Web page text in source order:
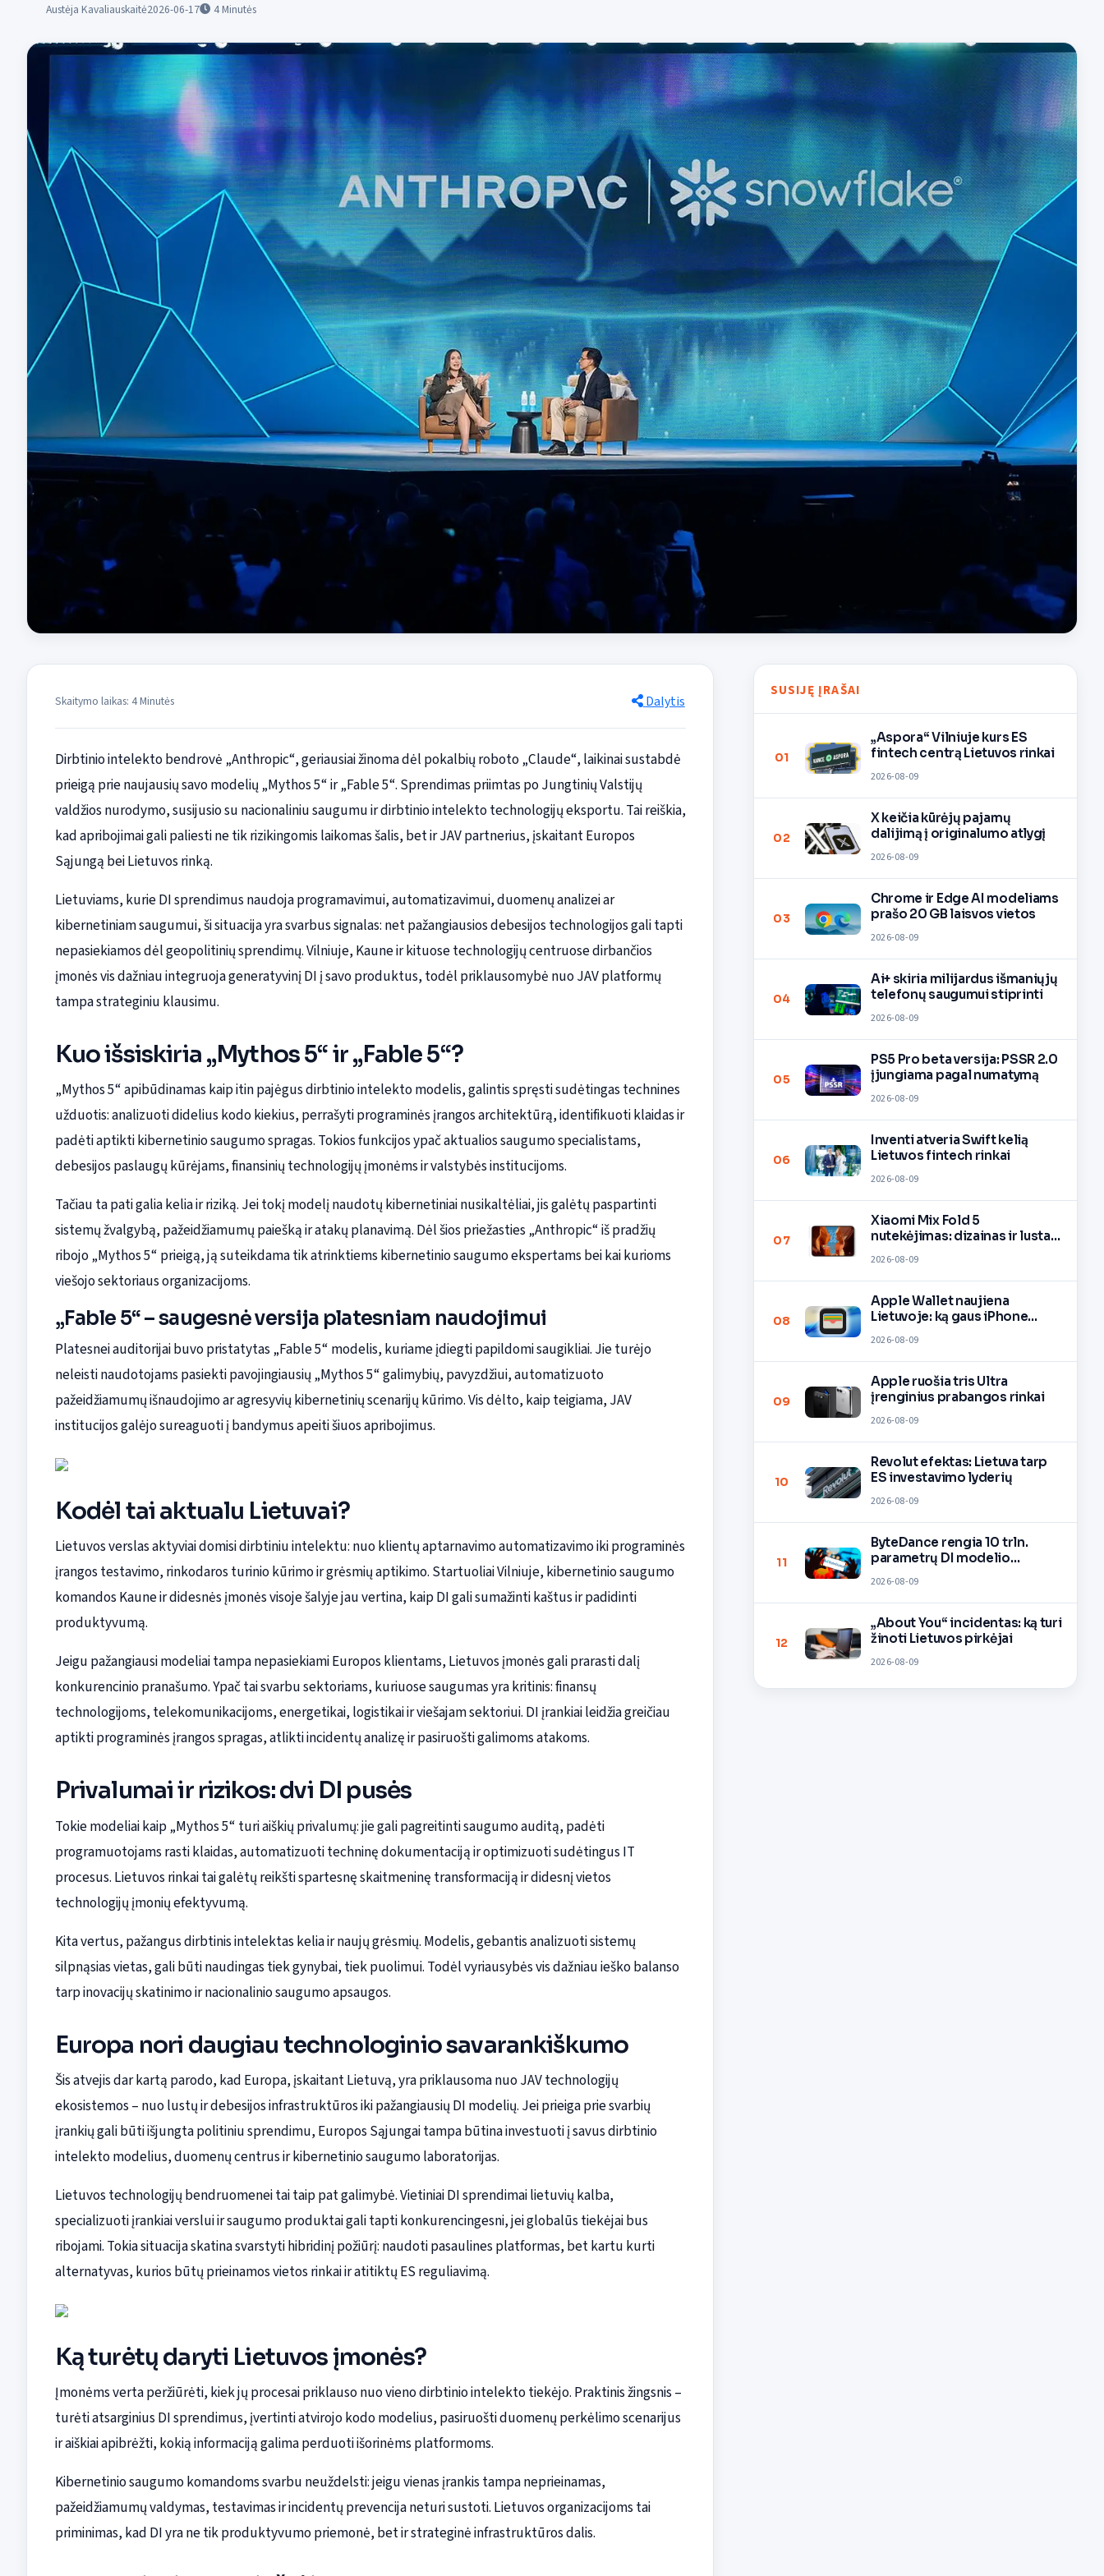
Austėja Kavaliauskaitė2026-06-17 4Minutės
Skaitymo laikas: 4 Minutės Dalytis
Dirbtinio intelekto bendrovė „Anthropic“, geriausiai žinoma dėl pokalbių roboto „Claude“, laikinai sustabdė
prieigą prie naujausių savo modelių „Mythos 5“ ir „Fable 5“. Sprendimas priimtas po Jungtinių Valstijų
valdžios nurodymo, susijusio su nacionaliniu saugumu ir dirbtinio intelekto technologijų eksportu. Tai reiškia,
kad apribojimai gali paliesti ne tik rizikingomis laikomas šalis, bet ir JAV partnerius, įskaitant Europos
Sąjungą bei Lietuvos rinką.
Lietuviams, kurie DI sprendimus naudoja programavimui, automatizavimui, duomenų analizei ar
kibernetiniam saugumui, ši situacija yra svarbus signalas: net pažangiausios debesijos technologijos gali tapti
nepasiekiamos dėl geopolitinių sprendimų. Vilniuje, Kaune ir kituose technologijų centruose dirbančios
įmonės vis dažniau integruoja generatyvinį DI į savo produktus, todėl priklausomybė nuo JAV platformų
tampa strateginiu klausimu.
Kuo išsiskiria „Mythos 5“ ir „Fable 5“?
„Mythos 5“ apibūdinamas kaip itin pajėgus dirbtinio intelekto modelis, galintis spręsti sudėtingas technines
užduotis: analizuoti didelius kodo kiekius, perrašyti programinės įrangos architektūrą, identifikuoti klaidas ir
padėti aptikti kibernetinio saugumo spragas. Tokios funkcijos ypač aktualios saugumo specialistams,
debesijos paslaugų kūrėjams, finansinių technologijų įmonėms ir valstybės institucijoms.
Tačiau ta pati galia kelia ir riziką. Jei tokį modelį naudotų kibernetiniai nusikaltėliai, jis galėtų paspartinti
sistemų žvalgybą, pažeidžiamumų paiešką ir atakų planavimą. Dėl šios priežasties „Anthropic“ iš pradžių
ribojo „Mythos 5“ prieigą, ją suteikdama tik atrinktiems kibernetinio saugumo ekspertams bei kai kurioms
viešojo sektoriaus organizacijoms.
„Fable 5“ – saugesnė versija platesniam naudojimui
Platesnei auditorijai buvo pristatytas „Fable 5“ modelis, kuriame įdiegti papildomi saugikliai. Jie turėjo
neleisti naudotojams pasiekti pavojingiausių „Mythos 5“ galimybių, pavyzdžiui, automatizuoto
pažeidžiamumų išnaudojimo ar agresyvių kibernetinių scenarijų kūrimo. Vis dėlto, kaip teigiama, JAV
institucijos galėjo sureaguoti į bandymus apeiti šiuos apribojimus.
Kodėl tai aktualu Lietuvai?
Lietuvos verslas aktyviai domisi dirbtiniu intelektu: nuo klientų aptarnavimo automatizavimo iki programinės
įrangos testavimo, rinkodaros turinio kūrimo ir grėsmių aptikimo. Startuoliai Vilniuje, kibernetinio saugumo
komandos Kaune ir didesnės įmonės visoje šalyje jau vertina, kaip DI gali sumažinti kaštus ir padidinti
produktyvumą.
Jeigu pažangiausi modeliai tampa nepasiekiami Europos klientams, Lietuvos įmonės gali prarasti dalį
konkurencinio pranašumo. Ypač tai svarbu sektoriams, kuriuose saugumas yra kritinis: finansų
technologijoms, telekomunikacijoms, energetikai, logistikai ir viešajam sektoriui. DI įrankiai leidžia greičiau
aptikti programinės įrangos spragas, atlikti incidentų analizę ir pasiruošti galimoms atakoms.
Privalumai ir rizikos: dvi DI pusės
Tokie modeliai kaip „Mythos 5“ turi aiškių privalumų: jie gali pagreitinti saugumo auditą, padėti
programuotojams rasti klaidas, automatizuoti techninę dokumentaciją ir optimizuoti sudėtingus IT
procesus. Lietuvos rinkai tai galėtų reikšti spartesnę skaitmeninę transformaciją ir didesnį vietos
technologijų įmonių efektyvumą.
Kita vertus, pažangus dirbtinis intelektas kelia ir naujų grėsmių. Modelis, gebantis analizuoti sistemų
silpnąsias vietas, gali būti naudingas tiek gynybai, tiek puolimui. Todėl vyriausybės vis dažniau ieško balanso
tarp inovacijų skatinimo ir nacionalinio saugumo apsaugos.
Europa nori daugiau technologinio savarankiškumo
Šis atvejis dar kartą parodo, kad Europa, įskaitant Lietuvą, yra priklausoma nuo JAV technologijų
ekosistemos – nuo lustų ir debesijos infrastruktūros iki pažangiausių DI modelių. Jei prieiga prie svarbių
įrankių gali būti išjungta politiniu sprendimu, Europos Sąjungai tampa būtina investuoti į savus dirbtinio
intelekto modelius, duomenų centrus ir kibernetinio saugumo laboratorijas.
Lietuvos technologijų bendruomenei tai taip pat galimybė. Vietiniai DI sprendimai lietuvių kalba,
specializuoti įrankiai verslui ir saugumo produktai gali tapti konkurencingesni, jei globalūs tiekėjai bus
ribojami. Tokia situacija skatina svarstyti hibridinį požiūrį: naudoti pasaulines platformas, bet kartu kurti
alternatyvas, kurios būtų prieinamos vietos rinkai ir atitiktų ES reguliavimą.
Ką turėtų daryti Lietuvos įmonės?
Įmonėms verta peržiūrėti, kiek jų procesai priklauso nuo vieno dirbtinio intelekto tiekėjo. Praktinis žingsnis –
turėti atsarginius DI sprendimus, įvertinti atvirojo kodo modelius, pasiruošti duomenų perkėlimo scenarijus
ir aiškiai apibrėžti, kokią informaciją galima perduoti išorinėms platformoms.
Kibernetinio saugumo komandoms svarbu neuždelsti: jeigu vienas įrankis tampa neprieinamas,
pažeidžiamumų valdymas, testavimas ir incidentų prevencija neturi sustoti. Lietuvos organizacijoms tai
priminimas, kad DI yra ne tik produktyvumo priemonė, bet ir strateginė infrastruktūros dalis.
SUSIJĘ ĮRAŠAI
01
„Aspora“ Vilniuje kurs ES
fintech centrą Lietuvos rinkai
2026-08-09
02
X keičia kūrėjų pajamų
dalijimą į originalumo atlygį
2026-08-09
03
Chrome ir Edge AI modeliams
prašo 20 GB laisvos vietos
2026-08-09
04
Ai+ skiria milijardus išmaniųjų
telefonų saugumui stiprinti
2026-08-09
05
PS5 Pro beta versija: PSSR 2.0
įjungiama pagal numatymą
2026-08-09
06
Inventi atveria Swift kelią
Lietuvos fintech rinkai
2026-08-09
07
Xiaomi Mix Fold 5
nutekėjimas: dizainas ir lustas
2026-08-09
08
Apple Wallet naujiena
Lietuvoje: ką gaus iPhone
2026-08-09
09
Apple ruošia tris Ultra
įrenginius prabangos rinkai
2026-08-09
10
Revolut efektas: Lietuva tarp
ES investavimo lyderių
2026-08-09
11
ByteDance rengia 10 trln.
parametrų DI modelio
2026-08-09
12
„About You“ incidentas: ką turi
žinoti Lietuvos pirkėjai
2026-08-09